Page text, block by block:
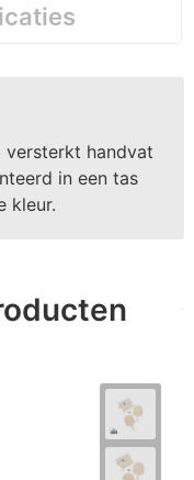
versterkt handvat
in een tas
kleur.